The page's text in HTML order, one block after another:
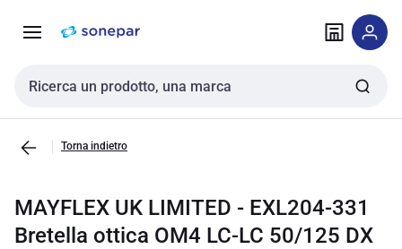
navigazione alla
Cerca input
Torna indietro
MAYFLEX UK LIMITED - EXL204-331
Bretella ottica OM4 LC-LC 50/125 DX